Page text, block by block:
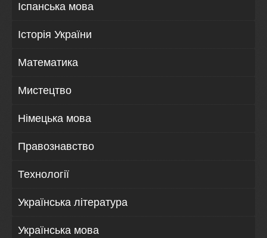
Іспанська мова
Історія України
Математика
Мистецтво
Німецька мова
Правознавство
Технології
Українська література
Українська мова